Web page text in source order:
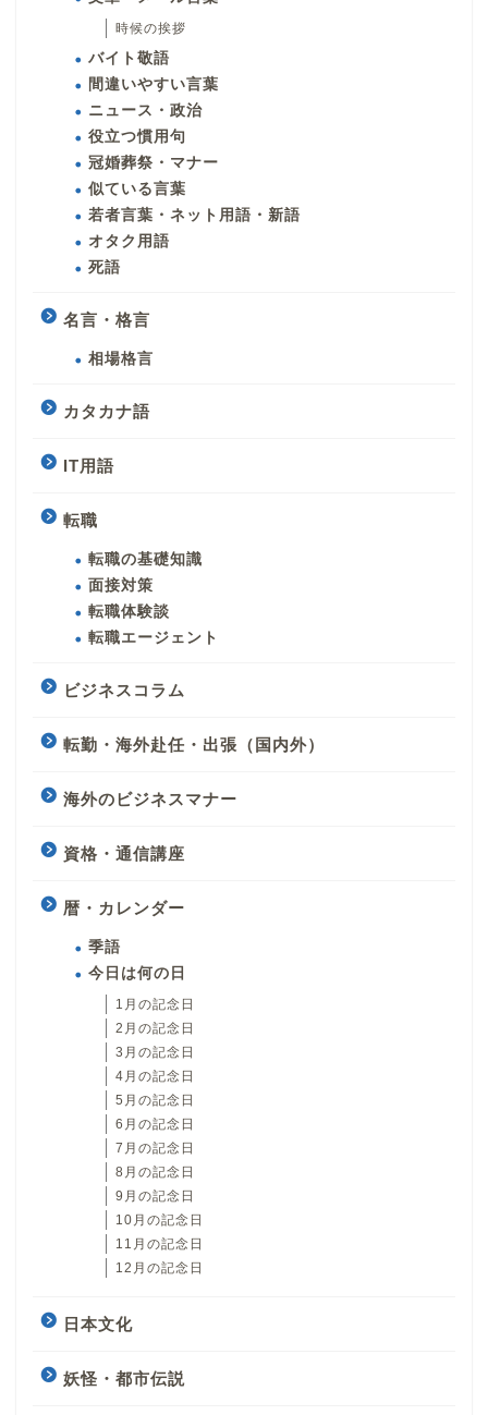
時候の挨拶
バイト敬語
間違いやすい言葉
ニュース・政治
役立つ慣用句
冠婚葬祭・マナー
似ている言葉
若者言葉・ネット用語・新語
オタク用語
死語
名言・格言
相場格言
カタカナ語
IT用語
転職
転職の基礎知識
面接対策
転職体験談
転職エージェント
ビジネスコラム
転勤・海外赴任・出張（国内外）
海外のビジネスマナー
資格・通信講座
暦・カレンダー
季語
今日は何の日
1月の記念日
2月の記念日
3月の記念日
4月の記念日
5月の記念日
6月の記念日
7月の記念日
8月の記念日
9月の記念日
10月の記念日
11月の記念日
12月の記念日
日本文化
妖怪・都市伝説